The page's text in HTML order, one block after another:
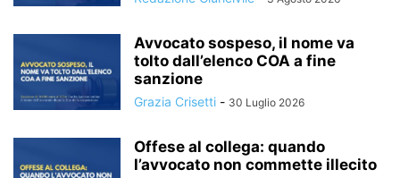
Avvocato sospeso, il nome va
tolto dall’elenco COA a fine
sanzione
Grazia Crisetti - 30 Luglio 2026
Offese al collega: quando
l’avvocato non commette illecito